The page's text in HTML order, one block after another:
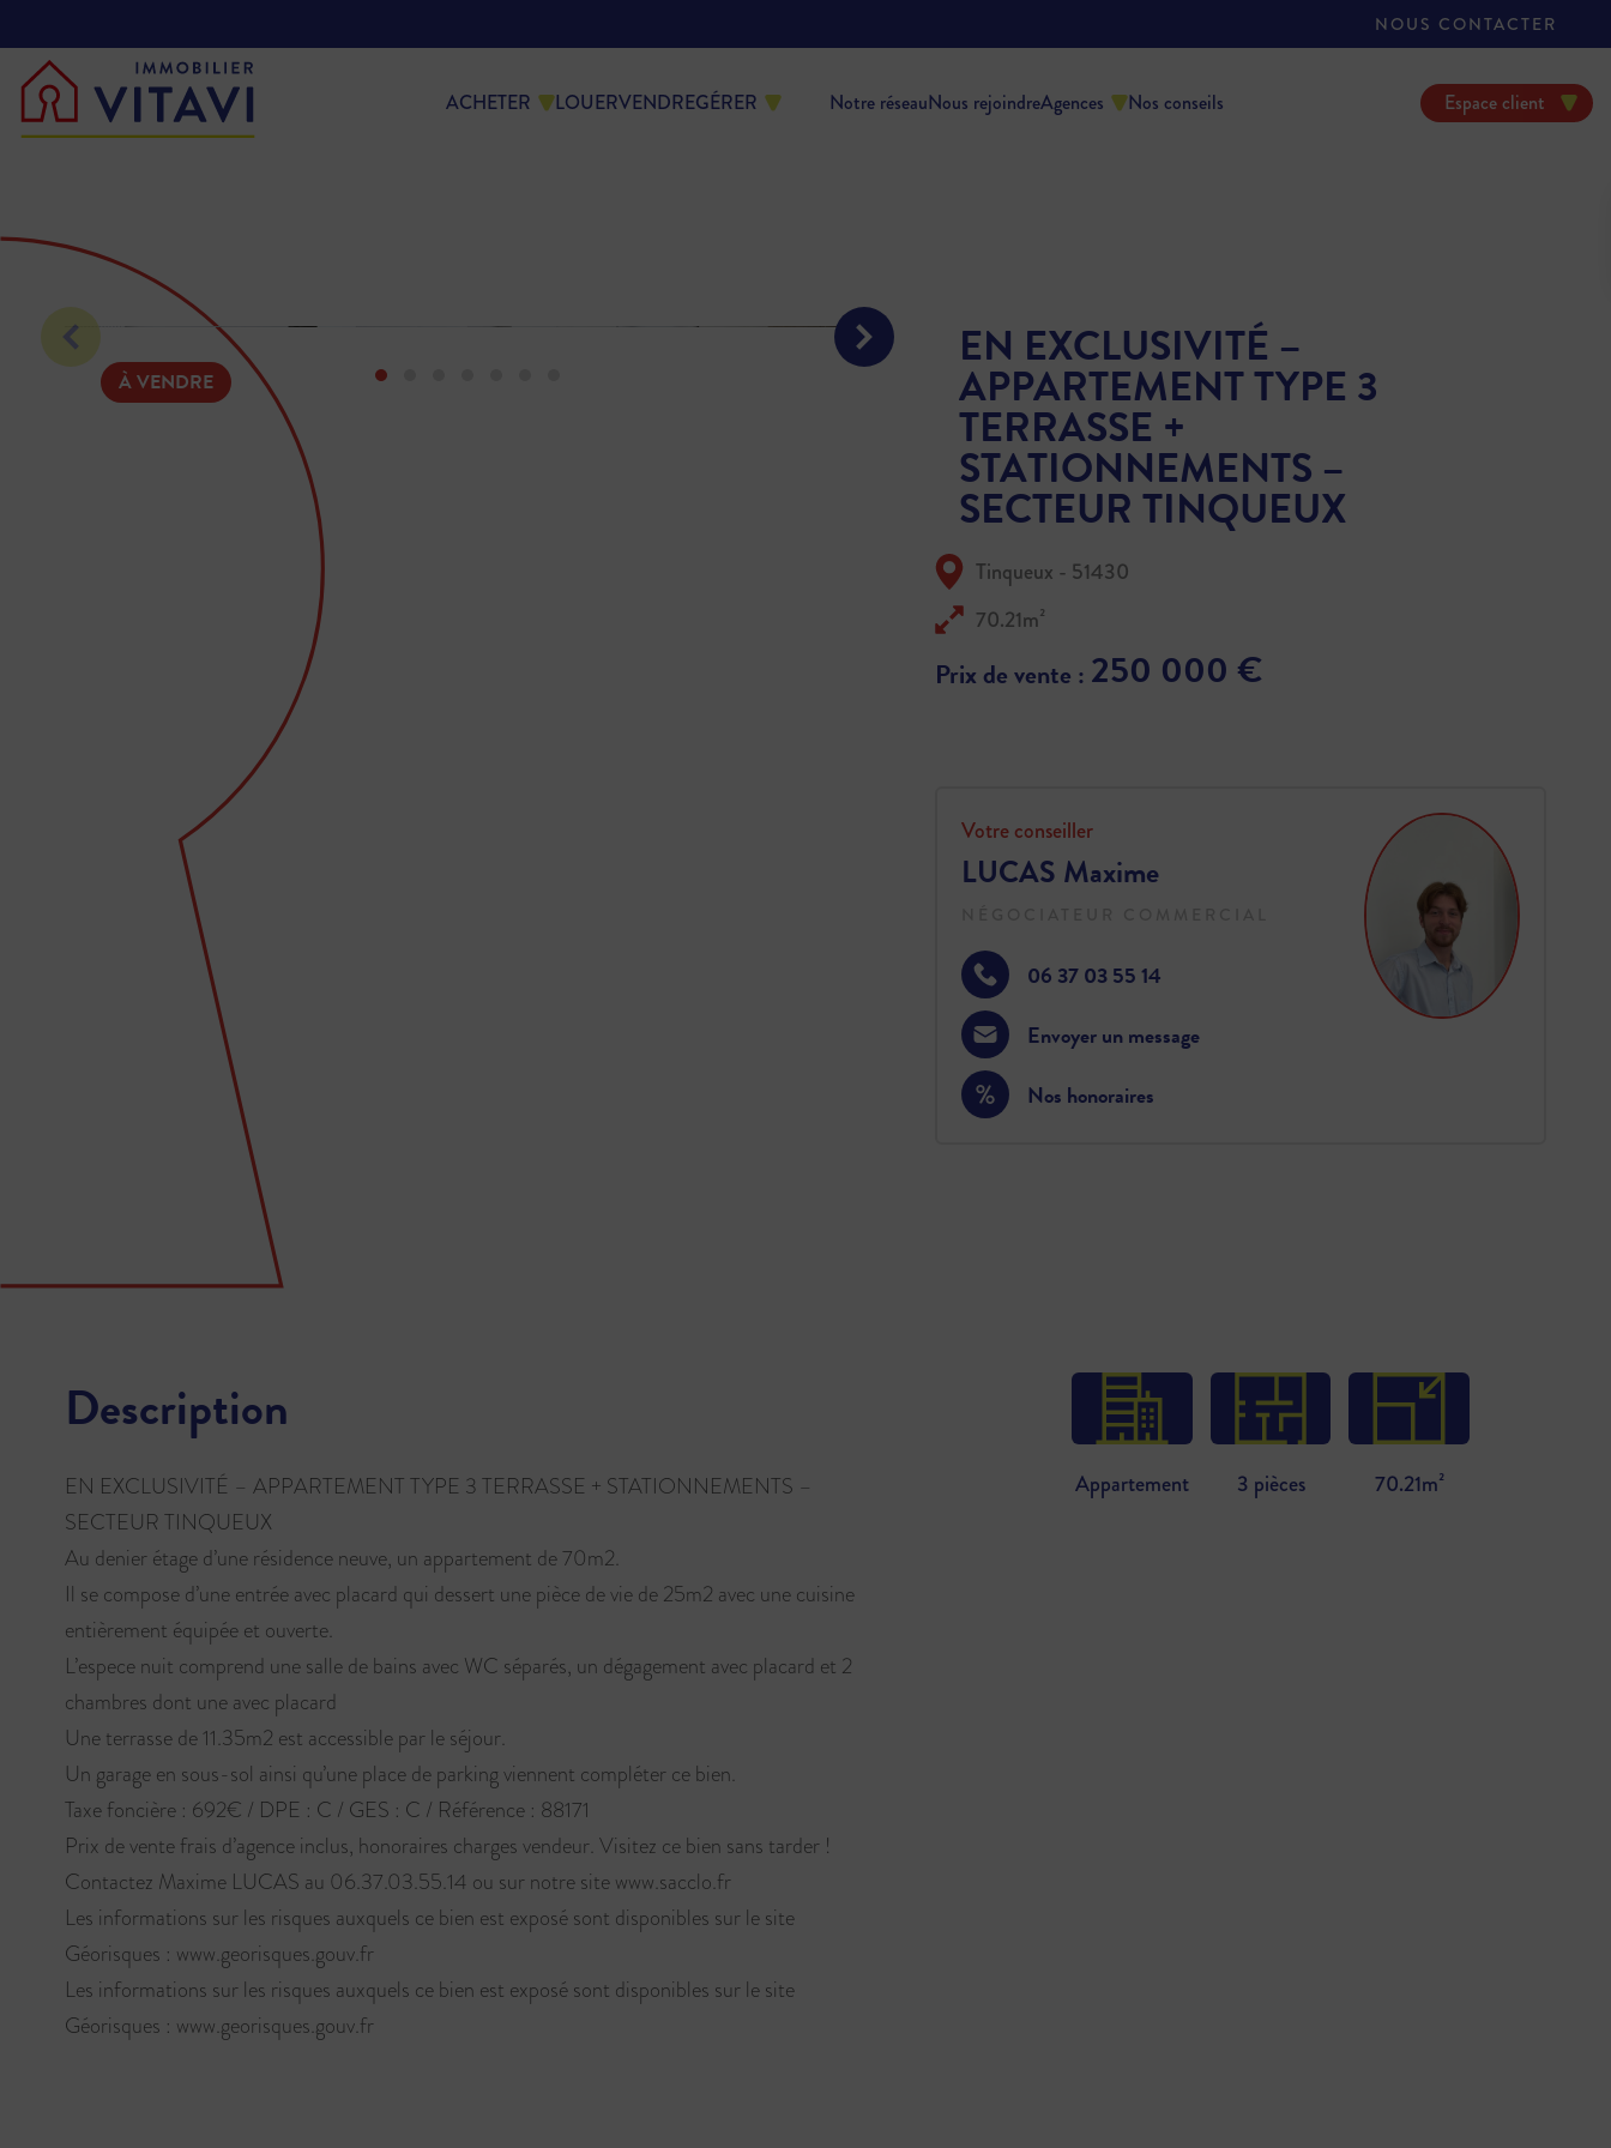
NOUS CONTACTER
ACHETER LOUERVENDREGÉRER Notre réseauNous rejoindreAgences Nos conseils Espace client
À VENDRE
EN EXCLUSIVITÉ –
APPARTEMENT TYPE 3
TERRASSE +
STATIONNEMENTS –
SECTEUR TINQUEUX
Tinqueux - 51430
70.21m²
Prix de vente : 250 000 €
Votre conseiller
LUCAS Maxime
06 37 03 55 14
Envoyer un message
Nos honoraires
Description
EN EXCLUSIVITÉ – APPARTEMENT TYPE 3 TERRASSE + STATIONNEMENTS –
SECTEUR TINQUEUX
Au denier étage d’une résidence neuve, un appartement de 70m2.
Il se compose d’une entrée avec placard qui dessert une pièce de vie de 25m2 avec une cuisine
entièrement équipée et ouverte.
L’espece nuit comprend une salle de bains avec WC séparés, un dégagement avec placard et 2
chambres dont une avec placard
Une terrasse de 11.35m2 est accessible par le séjour.
Un garage en sous-sol ainsi qu’une place de parking viennent compléter ce bien.
Taxe foncière : 692€ / DPE : C / GES : C / Référence : 88171
Prix de vente frais d’agence inclus, honoraires charges vendeur. Visitez ce bien sans tarder !
Contactez Maxime LUCAS au 06.37.03.55.14 ou sur notre site www.sacclo.fr
Les informations sur les risques auxquels ce bien est exposé sont disponibles sur le site
Géorisques : www.georisques.gouv.fr
Les informations sur les risques auxquels ce bien est exposé sont disponibles sur le site
Géorisques : www.georisques.gouv.fr
Appartement 3 pièces 70.21m²